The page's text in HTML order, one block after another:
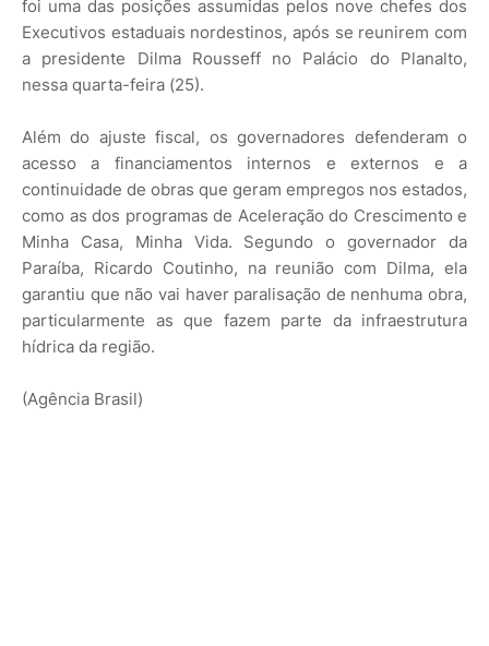
foi uma das posições assumidas pelos nove chefes dos
Executivos estaduais nordestinos, após se reunirem com
a presidente Dilma Rousseff no Palácio do Planalto,
nessa quarta-feira (25).
Além do ajuste fiscal, os governadores defenderam o
acesso a financiamentos internos e externos e a
continuidade de obras que geram empregos nos estados,
como as dos programas de Aceleração do Crescimento e
Minha Casa, Minha Vida. Segundo o governador da
Paraíba, Ricardo Coutinho, na reunião com Dilma, ela
garantiu que não vai haver paralisação de nenhuma obra,
particularmente as que fazem parte da infraestrutura
hídrica da região.
(Agência Brasil)